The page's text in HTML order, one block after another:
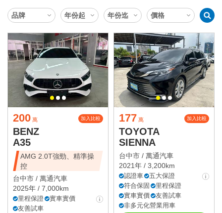
200 萬 加入比較
BENZ
A35
AMG 2.0T強勁、精準操
控
台中市 / 萬通汽車
2025年 / 7,000km
里程保證
實車實價
友善試車
177 萬 加入比較
TOYOTA
SIENNA
台中市 / 萬通汽車
2021年 / 3,200km
認證車
五大保證
符合保固
里程保證
實車實價
友善試車
非多元化營業用車